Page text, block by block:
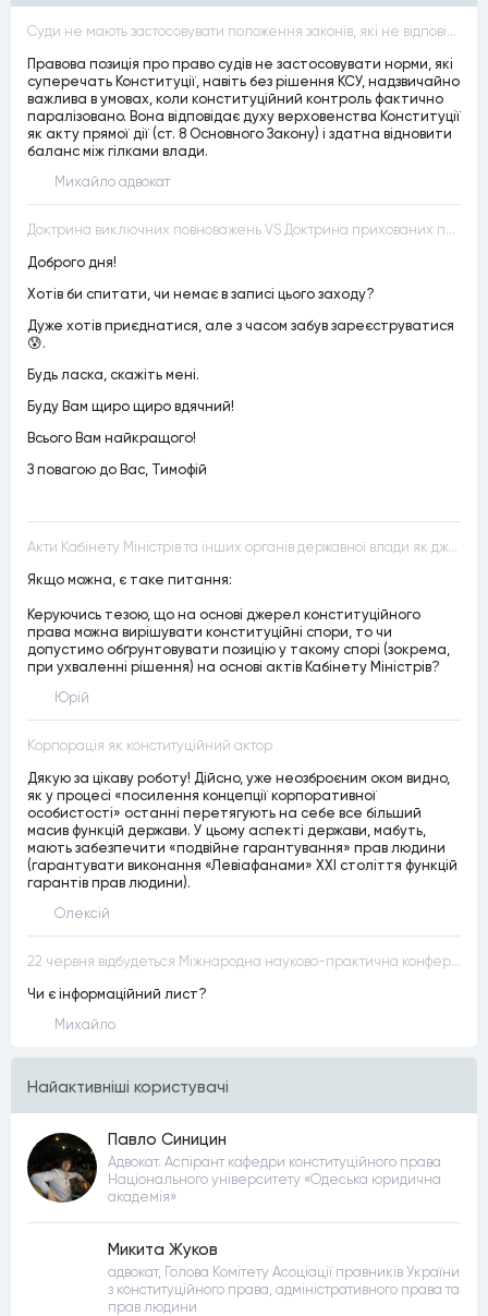
Суди не мають застосовувати положення законів, які не відповідають Конституції, незалежно від того, чи визнавалися вони Конституційним Судом України неконституційними, тобто закони, що суперечать Конституції України не можуть застосовуватися навіть у випадках, коли вони є чинними
Правова позиція про право судів не застосовувати норми, які
суперечать Конституції, навіть без рішення КСУ, надзвичайно
важлива в умовах, коли конституційний контроль фактично
паралізовано. Вона відповідає духу верховенства Конституції
як акту прямої дії (ст. 8 Основного Закону) і здатна відновити
баланс між гілками влади.
Михайло адвокат
Доктрина виключних повноважень VS Доктрина прихованих повноважень
Доброго дня!
Хотів би спитати, чи немає в записі цього заходу?
Дуже хотів приєднатися, але з часом забув зареєструватися
😰.
Будь ласка, скажіть мені.
Буду Вам щиро щиро вдячний!
Всього Вам найкращого!
З повагою до Вас, Тимофій
Акти Кабінету Міністрів та інших органів державної влади як джерела конституційного права
Якщо можна, є таке питання:
Керуючись тезою, що на основі джерел конституційного
права можна вирішувати конституційні спори, то чи
допустимо обґрунтовувати позицію у такому спорі (зокрема,
при ухваленні рішення) на основі актів Кабінету Міністрів?
Юрій
Корпорація як конституційний актор
Дякую за цікаву роботу! Дійсно, уже неозброєним оком видно,
як у процесі «посилення концепції корпоративної
особистості» останні перетягують на себе все більший
масив функцій держави. У цьому аспекті держави, мабуть,
мають забезпечити «подвійне гарантування» прав людини
(гарантувати виконання «Левіафанами» ХХІ століття функцій
гарантів прав людини).
Олексій
22 червня відбудеться Міжнародна науково-практична конференція “Конституційна демократія в умовах загроз територіальній цілісності та національній безпеці”
Чи є інформаційний лист?
Михайло
Найактивнiшi користувачi
Павло Синицин
Адвокат. Аспірант кафедри конституційного права
Національного університету «Одеська юридична
академія»
Микита Жуков
адвокат, Голова Комітету Асоціації правників України
з конституційного права, адміністративного права та
прав людини